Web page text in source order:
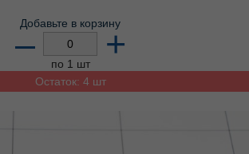
Добавьте в корзину
– +
по 1 шт
Остаток: 4 шт